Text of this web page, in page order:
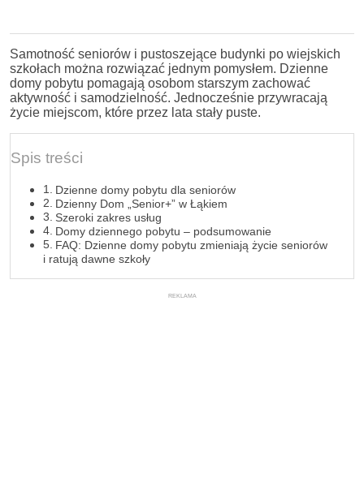
Samotność seniorów i pustoszejące budynki po wiejskich
szkołach można rozwiązać jednym pomysłem. Dzienne
domy pobytu pomagają osobom starszym zachować
aktywność i samodzielność. Jednocześnie przywracają
życie miejscom, które przez lata stały puste.
Spis treści
Dzienne domy pobytu dla seniorów
Dzienny Dom „Senior+” w Łąkiem
Szeroki zakres usług
Domy dziennego pobytu – podsumowanie
FAQ: Dzienne domy pobytu zmieniają życie seniorów
i ratują dawne szkoły
REKLAMA